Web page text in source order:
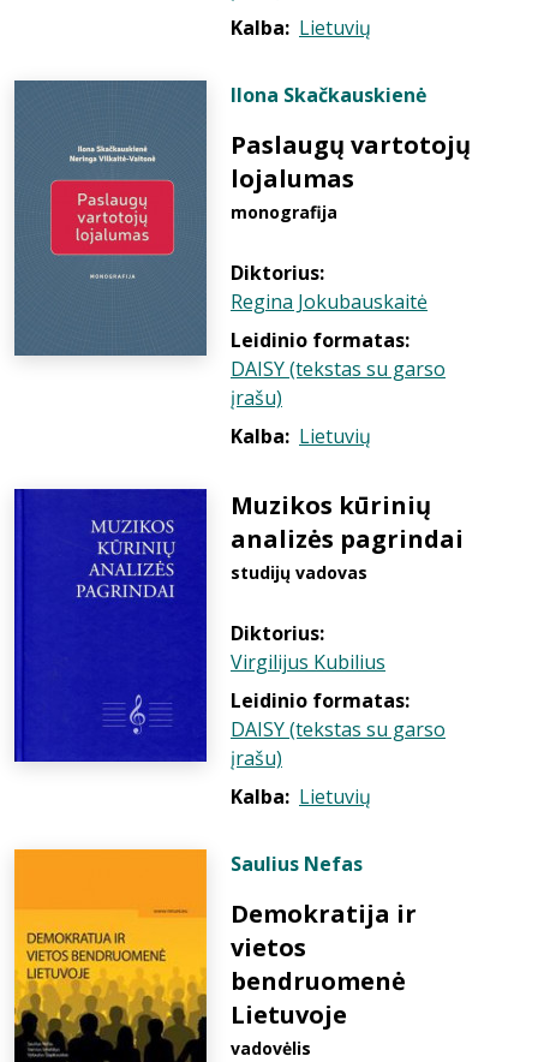
Kalba: Lietuvių
Ilona Skačkauskienė
Paslaugų vartotojų
lojalumas
monografija
Diktorius:
Regina Jokubauskaitė
Leidinio formatas:
DAISY (tekstas su garso
įrašu)
Kalba: Lietuvių
Muzikos kūrinių
analizės pagrindai
studijų vadovas
Diktorius:
Virgilijus Kubilius
Leidinio formatas:
DAISY (tekstas su garso
įrašu)
Kalba: Lietuvių
Saulius Nefas
Demokratija ir
vietos
bendruomenė
Lietuvoje
vadovėlis